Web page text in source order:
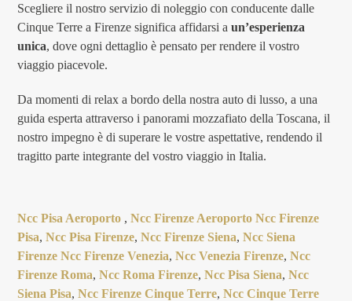
Scegliere il nostro servizio di noleggio con conducente dalle
Cinque Terre a Firenze significa affidarsi aun’esperienza
unica, dove ogni dettaglio è pensato per rendere il vostro
viaggio piacevole.
Da momenti di relax a bordo della nostra auto di lusso, a una
guida esperta attraverso i panorami mozzafiato della Toscana, il
nostro impegno è di superare le vostre aspettative, rendendo il
tragitto parte integrante del vostro viaggio in Italia.
Ncc Pisa Aeroporto ,Ncc Firenze Aeroporto Ncc Firenze
Pisa,Ncc Pisa Firenze,Ncc Firenze Siena,Ncc Siena
Firenze Ncc Firenze Venezia,Ncc Venezia Firenze,Ncc
Firenze Roma,Ncc Roma Firenze,Ncc Pisa Siena,Ncc
Siena Pisa,Ncc Firenze Cinque Terre,Ncc Cinque Terre